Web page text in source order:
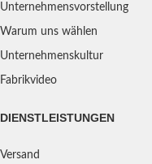
Unternehmensvorstellung
Warum uns wählen
Unternehmenskultur
Fabrikvideo
DIENSTLEISTUNGEN
Versand